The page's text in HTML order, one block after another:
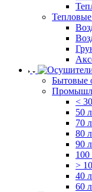
Бытовые
<
50
70
80
90
100
>
40
60